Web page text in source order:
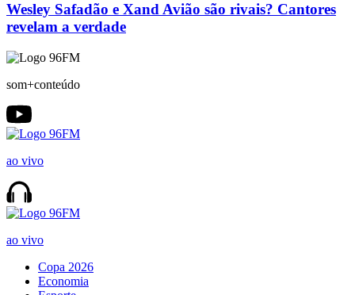
Wesley Safadão e Xand Avião são rivais? Cantores
revelam a verdade
som+conteúdo
ao vivo
ao vivo
Copa 2026
Economia